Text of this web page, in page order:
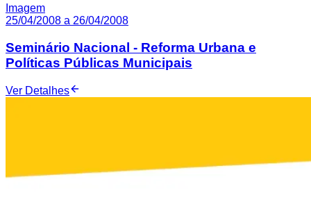
Imagem
25/04/2008 a 26/04/2008
Seminário Nacional - Reforma Urbana e
Políticas Públicas Municipais
Ver Detalhes